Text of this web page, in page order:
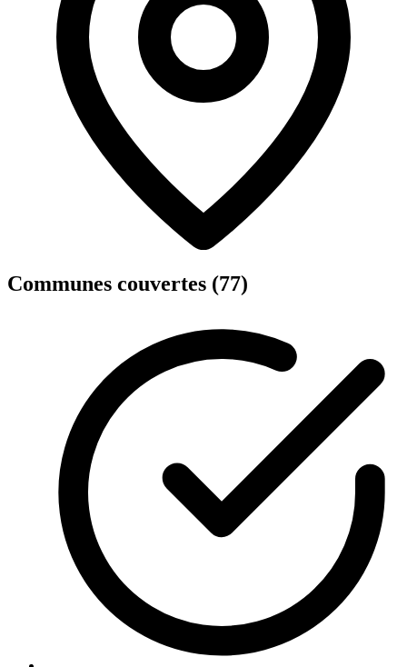
Communes couvertes (77)